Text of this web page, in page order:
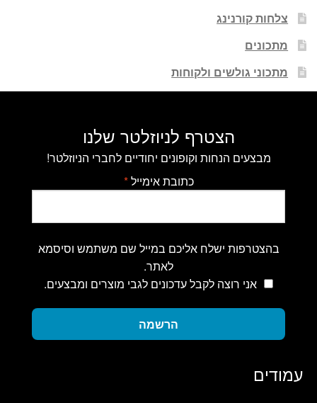
צלחות קורנינג
מתכונים
מתכוני גולשים ולקוחות
הצטרף לניוזלטר שלנו
מבצעים הנחות וקופונים יחודיים לחברי הניוזלטר!
כתובת אימייל*
בהצטרפות ישלח אליכם במייל שם משתמש וסיסמא
לאתר.
אני רוצה לקבל עדכונים לגבי מוצרים ומבצעים.
הרשמה
עמודים